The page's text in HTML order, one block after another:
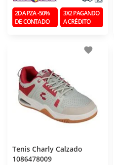
2DA PZA -50%
DE CONTADO
3X2 PAGANDO
A CRÉDITO
favorite
Tenis Charly Calzado
1086478009